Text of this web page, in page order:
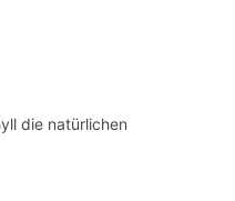
die natürlichen